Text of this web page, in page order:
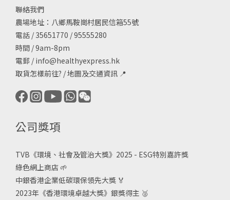
聯絡我們
農場地址：八鄉馬鞍崗村居民信箱55號
電話 / 35651770 / 95555280
時間 / 9am-8pm
電郵 / info@healthyexpress.hk
取貨怎樣前往? /地圖及交通資訊 📍
公司獎項
TVB《環境、社會及管治大獎》2025 - ESG特別嘉許獎
綠色網上商店 🌱
中銀香港企業低碳環保領先大獎 🏅
2023年《香港環境卓越大獎》銀獎得主 🥈